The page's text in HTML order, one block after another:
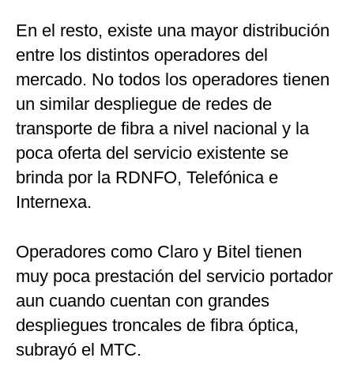
En el resto, existe una mayor distribución
entre los distintos operadores del
mercado. No todos los operadores tienen
un similar despliegue de redes de
transporte de fibra a nivel nacional y la
poca oferta del servicio existente se
brinda por la RDNFO, Telefónica e
Internexa.
Operadores como Claro y Bitel tienen
muy poca prestación del servicio portador
aun cuando cuentan con grandes
despliegues troncales de fibra óptica,
subrayó el MTC.